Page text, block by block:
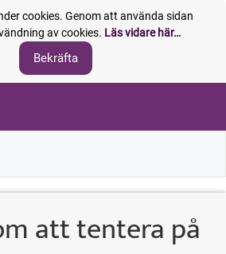
cookies. Genom att använda sidan
av cookies. Läs vidare här…
att tentera på